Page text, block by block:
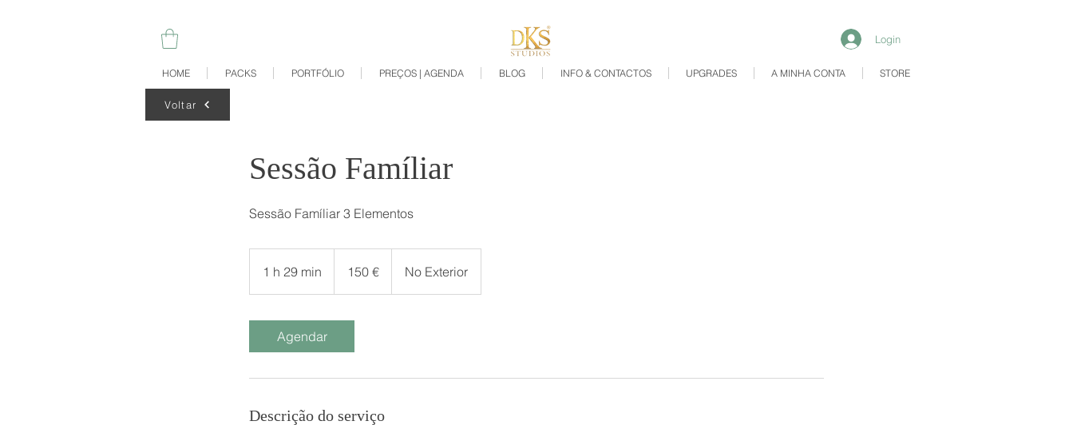
Login
HOME PACKS PORTFÓLIO PREÇOS | AGENDA BLOG INFO & CONTACTOS UPGRADES A MINHA CONTA STORE
Sessão Famíliar
Sessão Famíliar 3 Elementos
1 h 29 min
2
i
150 € No Exterior
Agendar
Descrição do serviço
Voltar